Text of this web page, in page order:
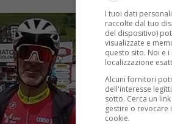
I tuoi dati
raccolte dal tuo
del dispositivo)
visualizzate e
questo sito. Noi e
localizzazione
Alcuni fornitori
dell'interesse
sotto. Cerca un
gestire o revocare
cookie.